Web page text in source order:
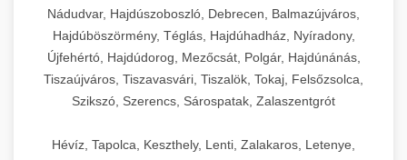
Nádudvar, Hajdúszoboszló, Debrecen, Balmazújváros,
Hajdúböszörmény, Téglás, Hajdúhadház, Nyíradony,
Újfehértó, Hajdúdorog, Mezőcsát, Polgár, Hajdúnánás,
Tiszaújváros, Tiszavasvári, Tiszalök, Tokaj, Felsőzsolca,
Szikszó, Szerencs, Sárospatak, Zalaszentgrót
Hévíz, Tapolca, Keszthely, Lenti, Zalakaros, Letenye,